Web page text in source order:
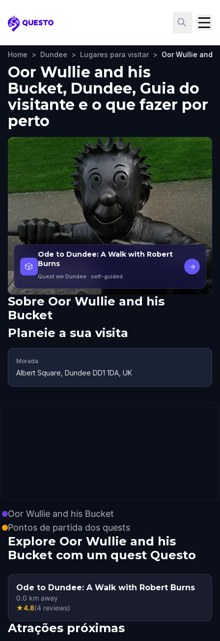
Questo
Home > Dundee > Lugares para visitar > Oor Wullie and
Oor Wullie and his
Bucket, Dundee, Guia do
visitante e o que fazer por
perto
🎲
Ode to Dundee: A Walk with Robert
Burns
Quest em Dundee · self-guided
→
Sobre Oor Wullie and his
Bucket
Planeie a sua visita
Morada
Albert Square, Dundee DD1 1DA, UK
Oor Wullie and his Bucket
Pontos de partida dos quests
Explore Oor Wullie and his
Bucket com um quest Questo
Ode to Dundee: A Walk with Robert Burns
0.0 km away
★4.8(4 reviews)
Atrações próximas